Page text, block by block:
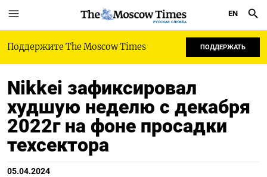
РУССКАЯ СЛУЖБА
EN
Поддержите The Moscow Times ПОДДЕРЖАТЬ
Nikkei зафиксировал
худшую неделю с декабря
2022г на фоне просадки
техсектора
05.04.2024